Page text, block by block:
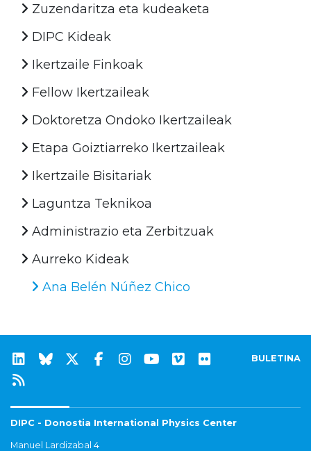
Zuzendaritza eta kudeaketa
DIPC Kideak
Ikertzaile Finkoak
Fellow Ikertzaileak
Doktoretza Ondoko Ikertzaileak
Etapa Goiztiarreko Ikertzaileak
Ikertzaile Bisitariak
Laguntza Teknikoa
Administrazio eta Zerbitzuak
Aurreko Kideak
Ana Belén Núñez Chico
BULETINA
DIPC - Donostia International Physics Center
Manuel Lardizabal 4